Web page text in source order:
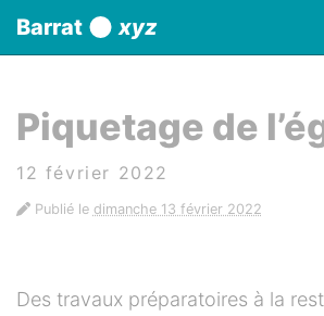
Barrat xyz
Piquetage de
12 février 2022
Publié le dimanche 13 février 2022
Des travaux préparatoires à la
Panneau de gestion des cookies